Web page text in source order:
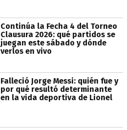
Continúa la Fecha 4 del Torneo
Clausura 2026: qué partidos se
juegan este sábado y dónde
verlos en vivo
Falleció Jorge Messi: quién fue y
por qué resultó determinante
en la vida deportiva de Lionel